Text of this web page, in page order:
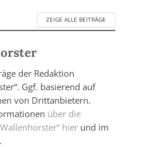
ZEIGE ALLE BEITRÄGE
der Redaktion
Ggf. basierend auf
von Drittanbietern.
über die
hierund im
.